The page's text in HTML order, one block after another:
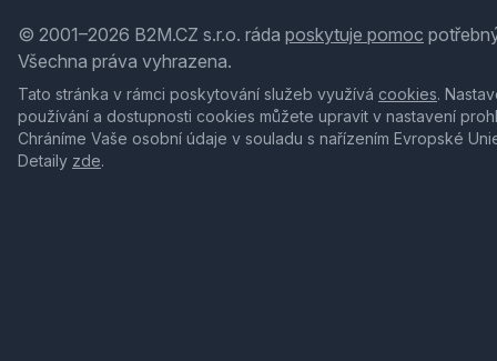
© 2001–2026 B2M.CZ s.r.o. ráda poskytuje pomoc
Všechna práva vyhrazena.
Tato stránka v rámci poskytování služeb využívá cookies.
používání a dostupnosti cookies můžete upravit v nastavení
Chráníme Vaše osobní údaje v souladu s nařízením Evropské
Detaily zde.